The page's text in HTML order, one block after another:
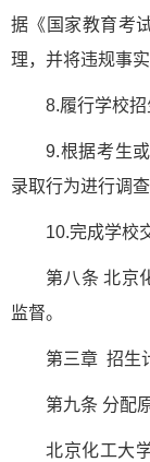
据《国家教育考
理，并将违规事
8.履行学校招
9.根据考生
录取行为进行调
10.完成学校
第八条 北京
监督。
第三章 招生
第九条 分配
北京化工大